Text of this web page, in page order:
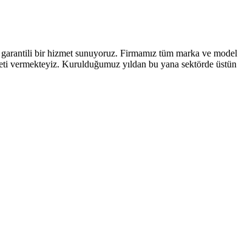
bir hizmet sunuyoruz. Firmamız tüm marka ve
vermekteyiz. Kurulduğumuz yıldan bu yana sektörde